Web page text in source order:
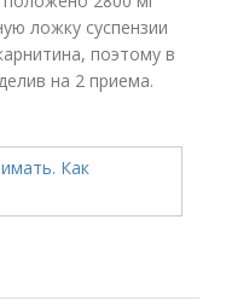
ложку суспензии
поэтому в
на 2 приема.